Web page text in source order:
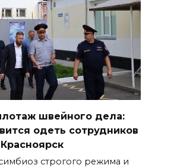
швейного дела:
одеть сотрудников
строгого режима и